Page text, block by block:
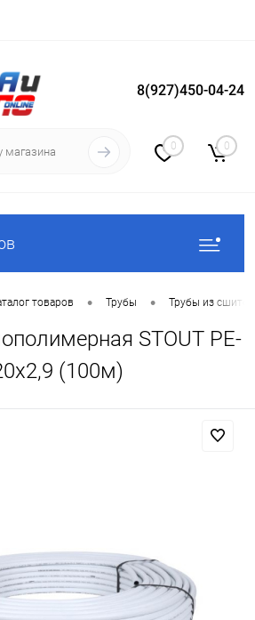
Вход Регистрация
8(927)450-04-24
0 0
товаров • Трубы • Трубы из
STOUT PE-
(100м)